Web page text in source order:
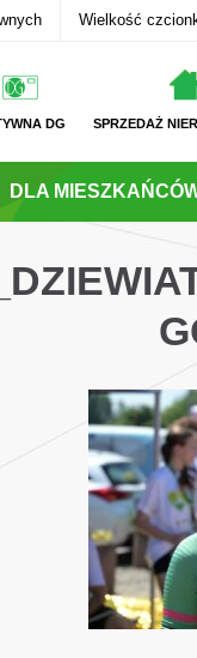
Wielkość
DG SPRZEDAŻ
DLA